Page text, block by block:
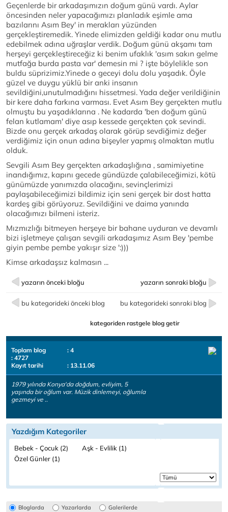
Geçenlerde bir arkadaşımızın doğum günü vardı. Aylar
öncesinden neler yapacağımızı planladık eşimle ama
bazılarını Asım Bey' in merakları yüzünden
gerçekleştiremedik. Yinede elimizden geldiği kadar onu mutlu
edebilmek adına uğraşlar verdik. Doğum günü akşamı tam
herşeyi gerçekleştireceğiz ki benim ufaklık 'asım sakın gelme
mutfağa burda pasta var' demesin mi ? işte böylelikle son
buldu süprizimiz.Yinede o geceyi dolu dolu yaşadık. Öyle
güzel ve duygu yüklü bir anki insanın
sevildiğini,unutulmadığını hissetmesi. Yada değer verildiğinin
bir kere daha farkına varması. Evet Asım Bey gerçekten mutlu
olmuştu bu yaşadıklarına . Ne kadarda 'ben doğum günü
felan kutlamam' diye asıp kessede gerçekten çok sevindi.
Bizde onu gerçek arkadaş olarak görüp sevdiğimiz değer
verdiğimiz için onun adına bişeyler yapmış olmaktan mutlu
olduk.
Sevgili Asım Bey gerçekten arkadaşlığına , samimiyetine
inandığımız, kapını gecede gündüzde çalabileceğimizi, kötü
günümüzde yanımızda olacağını, sevinçlerimizi
paylaşabileceğimizi bildimiz için seni gerçek bir dost hatta
kardeş gibi görüyoruz. Sevildiğini ve daima yanında
olacağımızı bilmeni isteriz.
Mızmızlığı bitmeyen herşeye bir bahane uyduran ve devamlı
bizi işletmeye çalışan sevgili arkadaşımız Asım Bey 'pembe
giyin pembe pembe yakışır size ':)))
Kimse arkadaşsız kalmasın ...
yazarın önceki bloğu yazarın sonraki bloğu
bu kategorideki önceki blog bu kategorideki sonraki blog
kategoriden rastgele blog getir
Toplam blog
: 4
: 4727
Kayıt tarihi
: 13.11.06
1979 yılında Konya'da doğdum, evliyim, 5
yaşında bir oğlum var. Müzik dinlemeyi, oğlumla
gezmeyi ve ..
Yazdığım Kategoriler
Bebek - Çocuk (2)
Aşk - Evlilik (1)
Özel Günler (1)
Bloglarda Yazarlarda Galerilerde